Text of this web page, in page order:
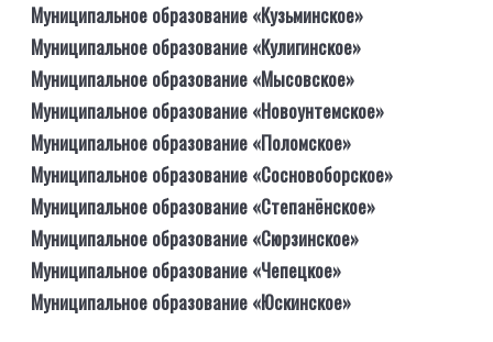
Муниципальное образование «Кузьминское»
Муниципальное образование «Кулигинское»
Муниципальное образование «Мысовское»
Муниципальное образование «Новоунтемское»
Муниципальное образование «Поломское»
Муниципальное образование «Сосновоборское»
Муниципальное образование «Степанёнское»
Муниципальное образование «Сюрзинское»
Муниципальное образование «Чепецкое»
Муниципальное образование «Юскинское»